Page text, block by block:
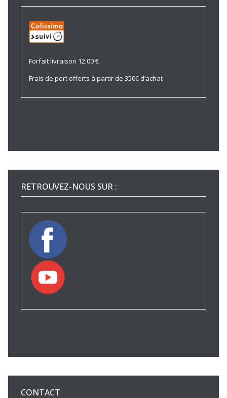
Forfait livraison 12.00 €
Frais de port offerts à partir de 350€ d’achat
RETROUVEZ-NOUS SUR :
CONTACT